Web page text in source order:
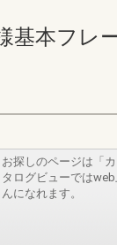
本フレ
お探しのページは「
タログビューでは
んになれます。